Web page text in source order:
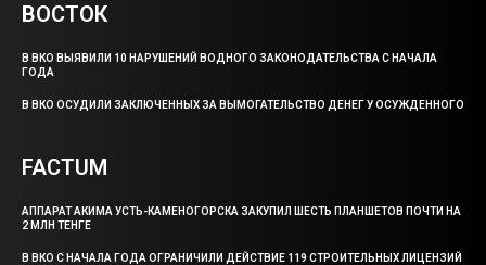
ВОСТОК
В ВКО ВЫЯВИЛИ 10 НАРУШЕНИЙ ВОДНОГО ЗАКОНОДАТЕЛЬСТВА С НАЧАЛА
ГОДА
В ВКО ОСУДИЛИ ЗАКЛЮЧЕННЫХ ЗА ВЫМОГАТЕЛЬСТВО ДЕНЕГ У ОСУЖДЕННОГО
FACTUM
АППАРАТ АКИМА УСТЬ-КАМЕНОГОРСКА ЗАКУПИЛ ШЕСТЬ ПЛАНШЕТОВ ПОЧТИ НА
2 МЛН ТЕНГЕ
В ВКО С НАЧАЛА ГОДА ОГРАНИЧИЛИ ДЕЙСТВИЕ 119 СТРОИТЕЛЬНЫХ ЛИЦЕНЗИЙ